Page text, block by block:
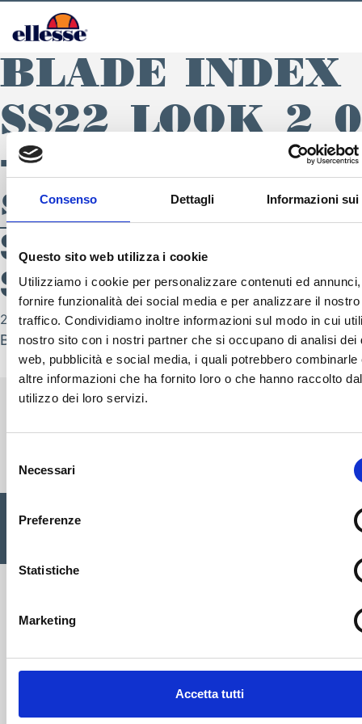
Consenso Dettagli Informazioni sui
Questo sito web utilizza i cookie
Utilizziamo i cookie per personalizzare contenuti ed
fornire funzionalità dei social media e per analizzare il nostro
traffico. Condividiamo inoltre informazioni sul modo in cui
nostro sito con i nostri partner che si occupano di analisi dei
web, pubblicità e social media, i quali potrebbero combinarle
altre informazioni che ha fornito loro o che hanno raccolto
utilizzo dei loro servizi.
del
consenso
Necessari
Preferenze
Statistiche
Marketing
Accetta tutti
BLADE INDEX
– SS22 donna
sportswear
SS22_LOOK_2_048
SS22 donna
21 Febbraio 2022
Bynicola.zambotti
SEGUICI SU